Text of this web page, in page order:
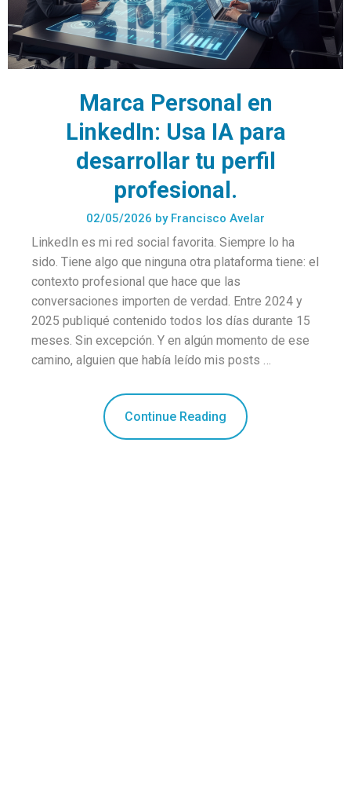
Marca Personal en
LinkedIn: Usa IA para
desarrollar tu perfil
profesional.
02/05/2026 byFrancisco Avelar
LinkedIn es mi red social favorita. Siempre lo ha
sido. Tiene algo que ninguna otra plataforma tiene: el
contexto profesional que hace que las
conversaciones importen de verdad. Entre 2024 y
2025 publiqué contenido todos los días durante 15
meses. Sin excepción. Y en algún momento de ese
camino, alguien que había leído mis posts …
Continue Reading